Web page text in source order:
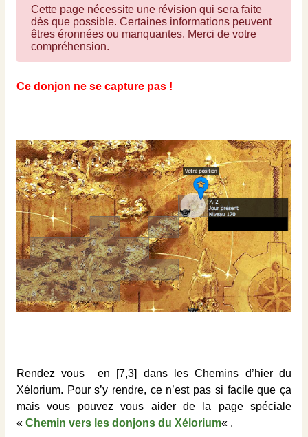
Cette page nécessite une révision qui sera faite
dès que possible. Certaines informations peuvent
êtres éronnées ou manquantes. Merci de votre
compréhension.
Ce donjon ne se capture pas !
Rendez vous en [7,3] dans les Chemins d’hier du
Xélorium. Pour s’y rendre, ce n’est pas si facile que ça
mais vous pouvez vous aider de la page spéciale
« Chemin vers les donjons du Xélorium« .